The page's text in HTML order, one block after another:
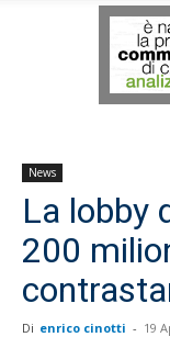
News
La lobby
200
Di enrico cinotti - 19